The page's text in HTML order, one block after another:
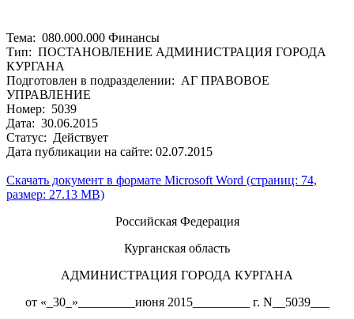
Тема: 080.000.000 Финансы
Тип: ПОСТАНОВЛЕНИЕ АДМИНИСТРАЦИЯ ГОРОДА
КУРГАНА
Подготовлен в подразделении: АГ ПРАВОВОЕ
УПРАВЛЕНИЕ
Номер: 5039
Дата: 30.06.2015
Статус: Действует
Дата публикации на сайте: 02.07.2015
Скачать документ в формате Microsoft Word (страниц: 74,
размер: 27.13 MB)
Российская Федерация
Курганская область
АДМИНИСТРАЦИЯ ГОРОДА КУРГАНА
от «_30_»_________июня 2015_________ г. N__5039___